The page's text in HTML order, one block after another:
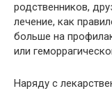
родственников,
лечение, как
больше на
или
Наряду с